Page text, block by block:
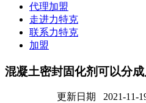
代理加盟
走进力特克
联系力特克
加盟
混凝土密封固化剂可以分
更新日期 2021-11-